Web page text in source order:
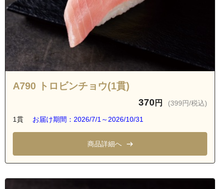
A790 トロビンチョウ(1貫)
370 円 (399円/税込)
1貫 お届け期間：2026/7/1～2026/10/31
商品詳細へ